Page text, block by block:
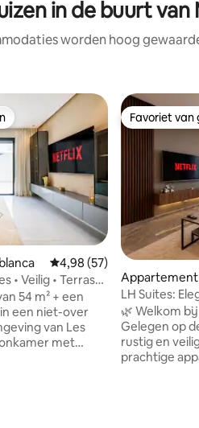
in de buurt
worden hoog
5, 56 recensies
Gemiddelde beoordeling
4,98 (57)
• Veilig • Terras
54 m² + een
een niet-over
van Les
met
Favoriet van
Favoriet van
Appartement
LH Suites:
Prinsessen
🌿 Welkom
Gelegen op
rustig en
prachtige